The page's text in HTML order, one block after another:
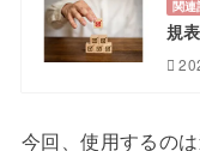
関連
規
今回、使用するの